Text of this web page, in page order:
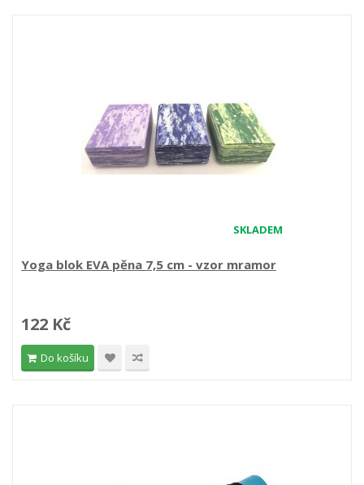
SKLADEM
Yoga blok EVA pěna 7,5 cm - vzor mramor
122 Kč
Do košíku